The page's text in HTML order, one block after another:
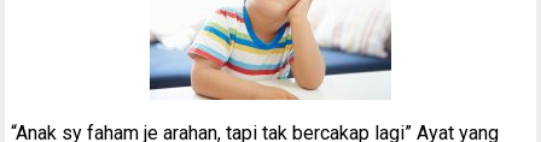
“Anak sy faham je arahan, tapi tak bercakap lagi” Ayat yang